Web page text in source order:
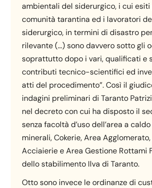
ambientali del siderurgico, i cui esiti
comunità tarantina ed i lavoratori
siderurgico, in termini di disastro
rilevante (…) sono davvero sotto gli
soprattutto dopo i vari, qualificati e
contributi tecnico-scientifici ed
atti del procedimento”. Così il
indagini preliminari di Taranto
nel decreto con cui ha disposto il
senza facoltà d’uso dell’area a
minerali, Cokerie, Area
Acciaierie e Area Gestione Rottami
dello stabilimento Ilva di Taranto.
Otto sono invece le ordinanze di